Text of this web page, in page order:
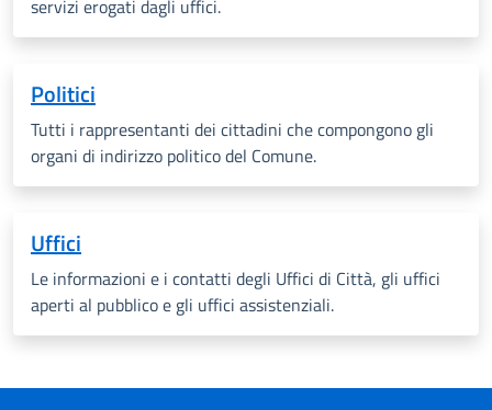
servizi erogati dagli uffici.
Politici
Tutti i rappresentanti dei cittadini che compongono gli
organi di indirizzo politico del Comune.
Uffici
Le informazioni e i contatti degli Uffici di Città, gli uffici
aperti al pubblico e gli uffici assistenziali.